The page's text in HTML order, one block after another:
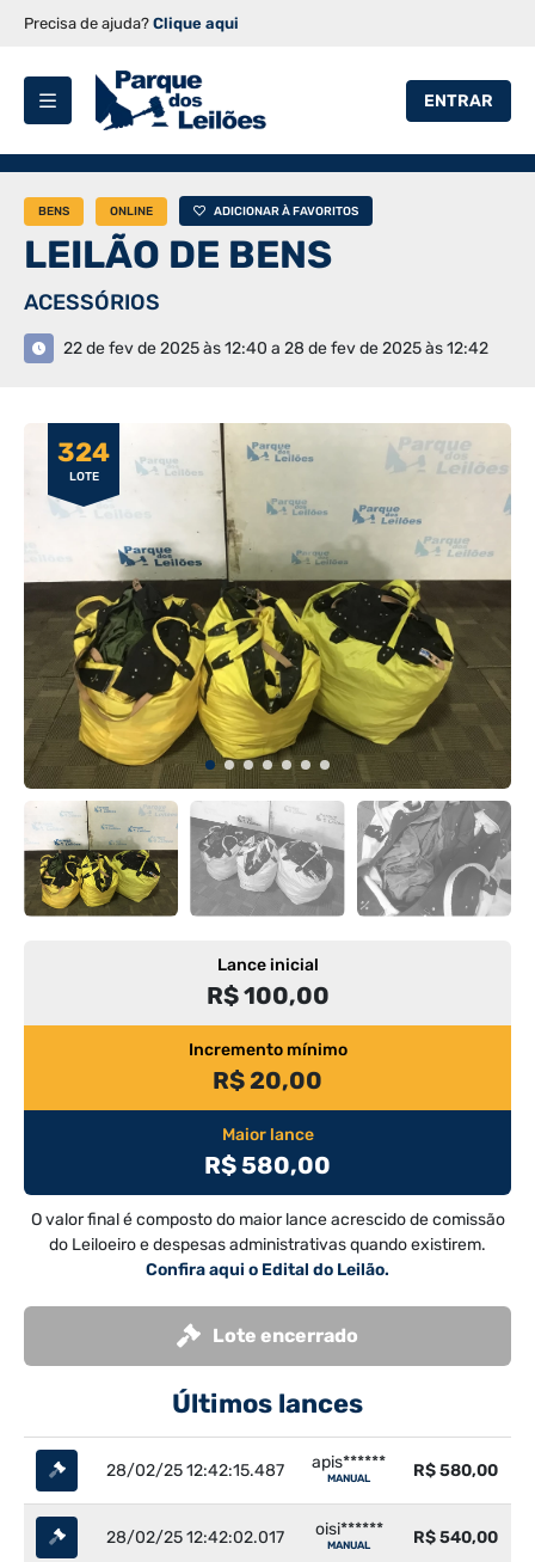
Precisa de ajuda? Clique aqui
ENTRAR
BENS ONLINE ADICIONAR À FAVORITOS
LEILÃO DE BENS
ACESSÓRIOS
22 de fev de 2025 às 12:40 a 28 de fev de 2025 às 12:42
324
LOTE
Lance inicial
R$ 100,00
Incremento mínimo
R$ 20,00
Maior lance
R$ 580,00
O valor final é composto do maior lance acrescido de comissão
do Leiloeiro e despesas administrativas quando existirem.
Confira aqui o Edital do Leilão.
Lote encerrado
Últimos lances
28/02/25 12:42:15.487 apis******
MANUAL R$ 580,00
28/02/25 12:42:02.017 oisi******
MANUAL R$ 540,00